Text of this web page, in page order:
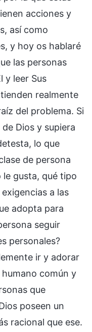
acciones y
así como
y hoy os hablaré
las personas
y leer Sus
realmente
del problema. Si
Dios y supiera
lo que
de persona
le gusta, qué tipo
a las
adopta para
seguir
personales?
ir y adorar
humano común y
que
poseen un
racional que ese.